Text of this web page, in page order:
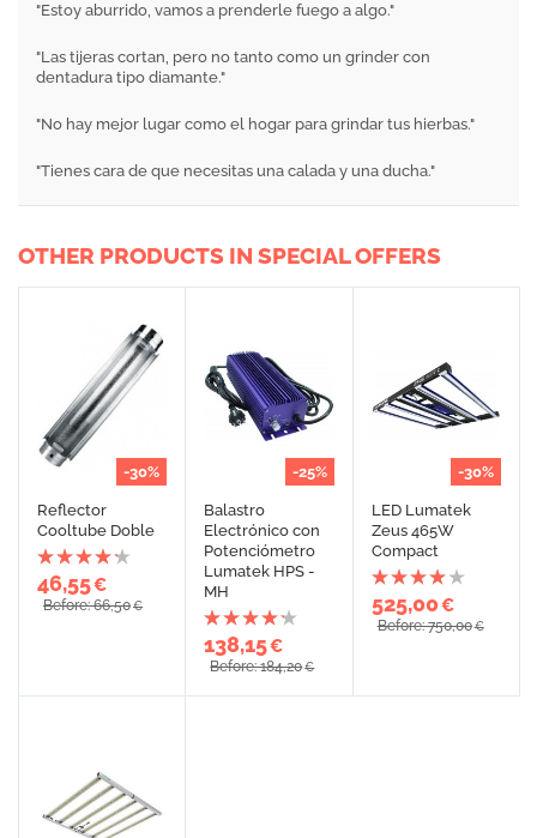
"Estoy aburrido, vamos a prenderle fuego a algo."
"Las tijeras cortan, pero no tanto como un grinder con
dentadura tipo diamante."
"No hay mejor lugar como el hogar para grindar tus hierbas."
"Tienes cara de que necesitas una calada y una ducha."
OTHER PRODUCTS IN SPECIAL OFFERS
-30%
Reflector
Cooltube Doble
46,55€
Before: 66,50€
-25%
Balastro
Electrónico con
Potenciómetro
Lumatek HPS -
MH
138,15€
Before: 184,20€
-30%
LED Lumatek
Zeus 465W
Compact
525,00€
Before: 750,00€